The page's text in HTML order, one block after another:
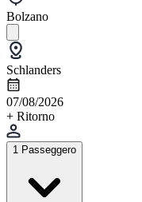
Bolzano
Schlanders
07/08/2026
+ Ritorno
1 Passeggero